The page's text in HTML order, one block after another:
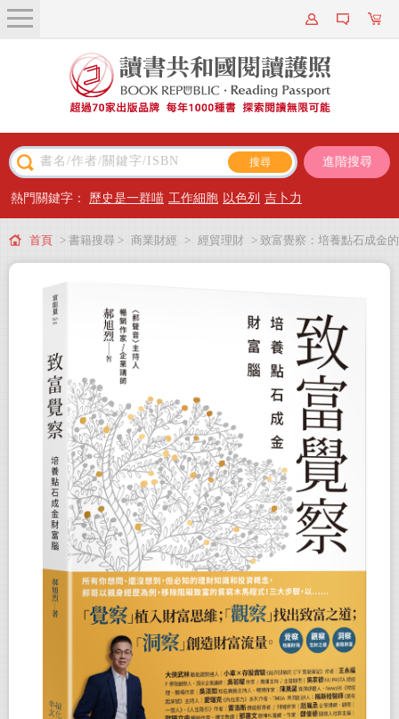
關於我們
近期新書
主題閱讀
出版專區
會員專屬
會員儲值方案
進階搜尋
熱門關鍵字： 歷史是一群喵 工作細胞 以色列 吉卜力
首頁 > 書籍搜尋 > 商業財經 > 經貿理財 > 致富覺察：培養點石成金的